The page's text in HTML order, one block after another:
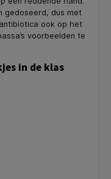
gedoseerd, dus met
ook op het
voorbeelden te
in de klas